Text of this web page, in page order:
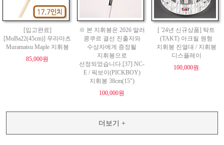
[입고완료]
[MuBa22(45cm)] 무라마츠
Muramatsu Maple 지휘봉
85,000원
※ 본 지휘봉은 2026 말러
콩쿠르 결선 진출자와
수상자에게 증정될
지휘봉으로
선정되었습니다.[37] NC-
E / 픽보이(PICKBOY)
지휘봉 38cm(15")
100,000원
[ '24년 신규상품] 탁트
(TAKT) 아크릴 원형
지휘봉 진열대 / 지휘봉
디스플레이
100,000원
더보기 +